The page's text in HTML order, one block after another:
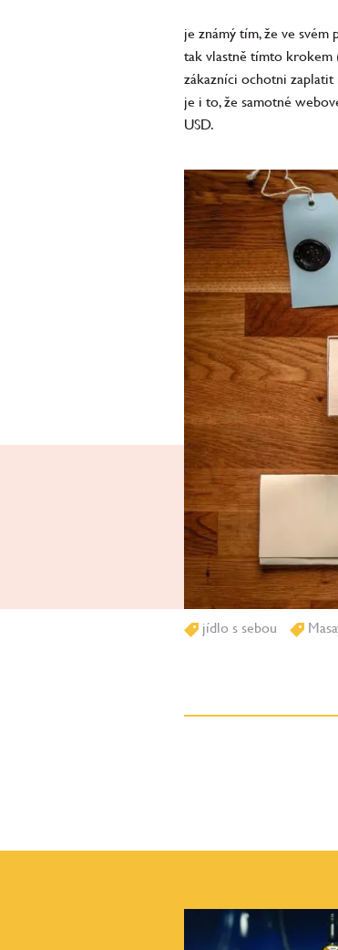
je známý tím, že ve svém
tak vlastně tímto krokem
zákazníci ochotni zaplatit
je i to, že samotné
USD.
jídlo s sebou